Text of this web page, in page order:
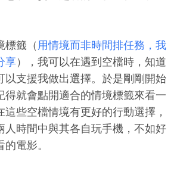
標籤（ 用情境而非時間排任務，我
享），我可以在遇到空檔時，知道
以支援我做出選擇。於是剛剛開始
得就會點開適合的情境標籤來看一
些空檔情境有更好的行動選擇，
人時間中與其各自玩手機，不如好
電影。